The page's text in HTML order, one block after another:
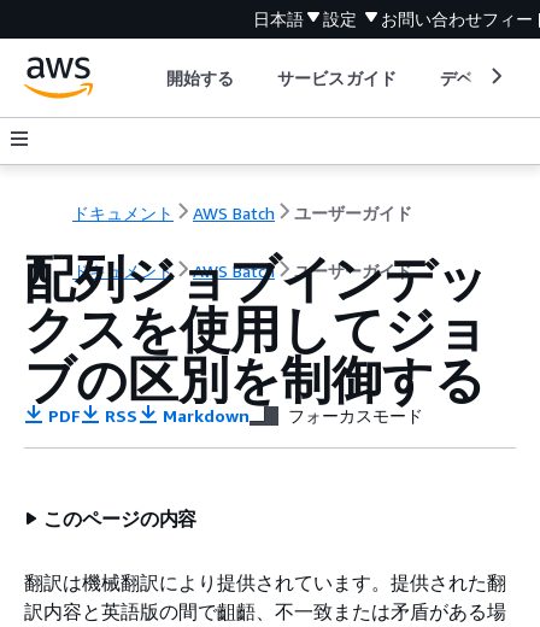
日本語 設定 お問い合わせフィー
開始する サービスガイド デベロッパ
ドキュメント AWS Batch ユーザーガイド
ドキュメント AWS Batch ユーザーガイド
配列ジョブインデッ
クスを使用してジョ
ブの区別を制御する
PDF RSS Markdown フォーカスモード
このページの内容
翻訳は機械翻訳により提供されています。提供された翻
訳内容と英語版の間で齟齬、不一致または矛盾がある場